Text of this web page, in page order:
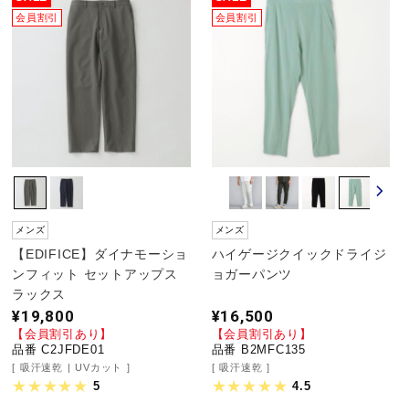
会員割引
メンズ
【EDIFICE】ダイナモーショ
ンフィット セットアップス
ラックス
¥19,800
【会員割引あり】
品番 C2JFDE01
吸汗速乾 UVカット
5
会員割引
メンズ
ハイゲージクイックドライジ
ョガーパンツ
¥16,500
【会員割引あり】
品番 B2MFC135
吸汗速乾
4.5